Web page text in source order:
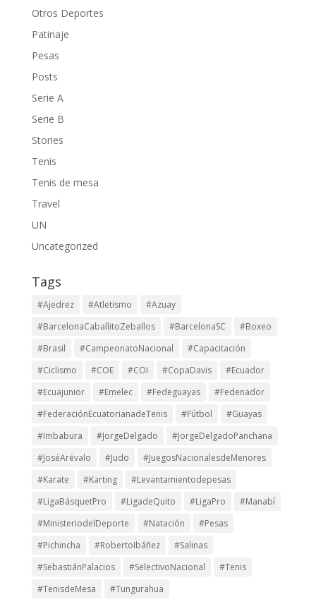
Otros Deportes
Patinaje
Pesas
Posts
Serie A
Serie B
Stories
Tenis
Tenis de mesa
Travel
UN
Uncategorized
Tags
#Ajedrez #Atletismo
#Azuay
#BarcelonaCaballitoZeballos
#BarcelonaSC
#Boxeo
#Brasil
#CampeonatoNacional
#Capacitación
#Ciclismo
#COE #COI #CopaDavis
#Ecuador
#Ecuajunior
#Emelec #Fedeguayas
#Fedenador
#FederaciónEcuatorianadeTenis
#Fútbol
#Guayas
#Imbabura
#JorgeDelgado
#JorgeDelgadoPanchana
#JoséArévalo
#Judo
#JuegosNacionalesdeMenores
#Karate
#Karting
#Levantamientodepesas
#LigaBásquetPro
#LigadeQuito #LigaPro
#Manabí
#MinisteriodelDeporte
#Natación
#Pesas
#Pichincha
#RobertoIbáñez
#Salinas
#SebastiánPalacios
#SelectivoNacional
#Tenis
#TenisdeMesa
#Tungurahua